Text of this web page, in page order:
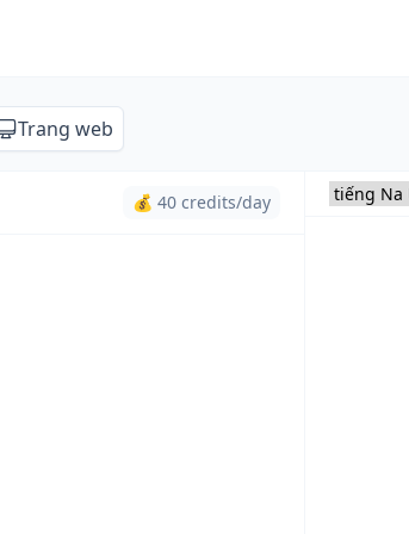
Trang web
💰 40 credits/day